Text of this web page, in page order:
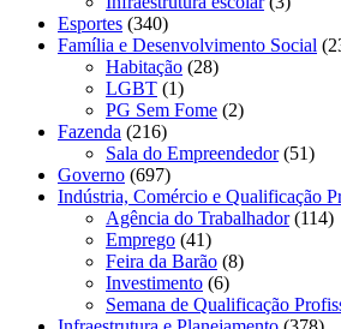
Esportes (340)
Família e Desenvolvimento Social
Habitação (28)
LGBT (1)
PG Sem Fome (2)
Fazenda (216)
Sala do Empreendedor(51)
Governo (697)
Indústria, Comércio e Qualificação
Agência do Trabalhador(114)
Emprego (41)
Feira da Barão (8)
Investimento (6)
Semana de Qualificação